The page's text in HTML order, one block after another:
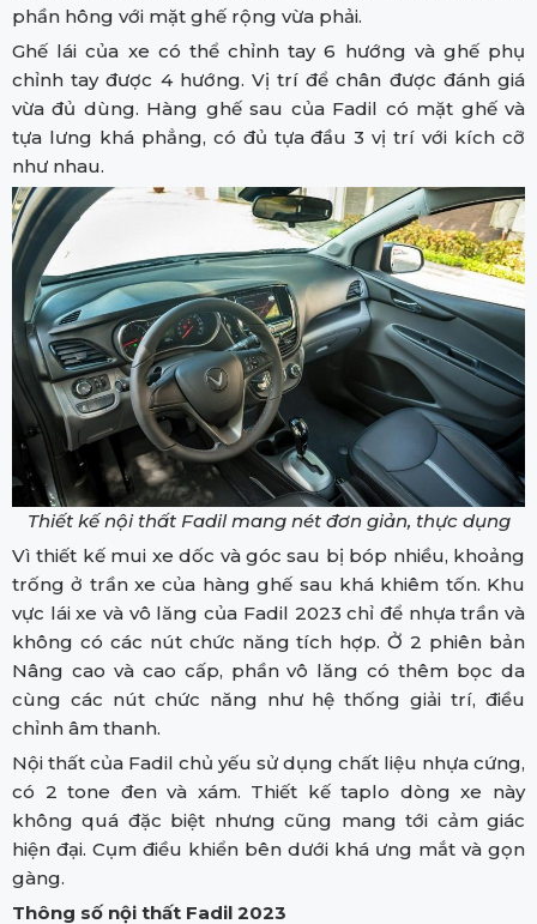
phần hông với mặt ghế rộng vừa phải.
Ghế lái của xe có thể chỉnh tay 6 hướng và ghế phụ
chỉnh tay được 4 hướng. Vị trí để chân được đánh giá
vừa đủ dùng. Hàng ghế sau của Fadil có mặt ghế và
tựa lưng khá phẳng, có đủ tựa đầu 3 vị trí với kích cỡ
như nhau.
Thiết kế nội thất Fadil mang nét đơn giản, thực dụng
Vì thiết kế mui xe dốc và góc sau bị bóp nhiều, khoảng
trống ở trần xe của hàng ghế sau khá khiêm tốn. Khu
vực lái xe và vô lăng của Fadil 2023 chỉ để nhựa trần và
không có các nút chức năng tích hợp. Ở 2 phiên bản
Nâng cao và cao cấp, phần vô lăng có thêm bọc da
cùng các nút chức năng như hệ thống giải trí, điều
chỉnh âm thanh.
Nội thất của Fadil chủ yếu sử dụng chất liệu nhựa cứng,
có 2 tone đen và xám. Thiết kế taplo dòng xe này
không quá đặc biệt nhưng cũng mang tới cảm giác
hiện đại. Cụm điều khiển bên dưới khá ưng mắt và gọn
gàng.
Thông số nội thất Fadil 2023